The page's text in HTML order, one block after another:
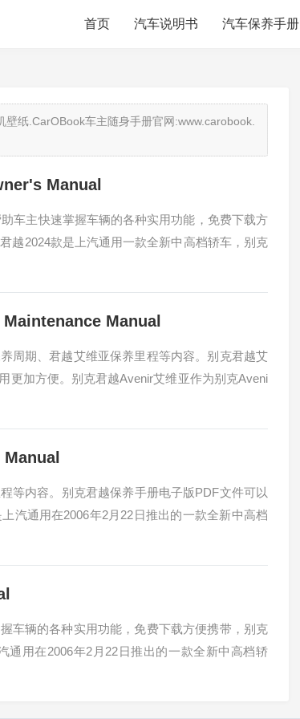
首页 汽车说明书 汽车保养手册
纸.CarOBook车主随身手册官网:www.carobook.
Manual
车主快速掌握车辆的各种实用功能，免费下载方
越2024款是上汽通用一款全新中高档轿车，别克
Manual
周期、君越艾维亚保养里程等内容。别克君越艾
更加方便。别克君越Avenir艾维亚作为别克Aveni
等内容。别克君越保养手册电子版PDF文件可以
汽通用在2006年2月22日推出的一款全新中高档
车辆的各种实用功能，免费下载方便携带，别克
通用在2006年2月22日推出的一款全新中高档轿